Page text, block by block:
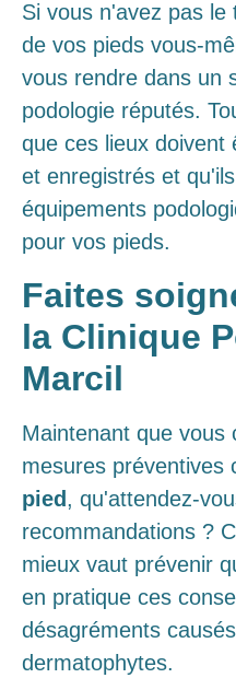
Si vous n'avez pas le
de vos pieds vous-
vous rendre dans un
podologie réputés.
que ces lieux doivent
et enregistrés et
équipements
pour vos pieds.
Faites
la Clinique
Marcil
Maintenant que vous
mesures préventives
pied, qu'attendez-
recommandations ?
mieux vaut prévenir
en pratique ces
désagréments
dermatophytes.